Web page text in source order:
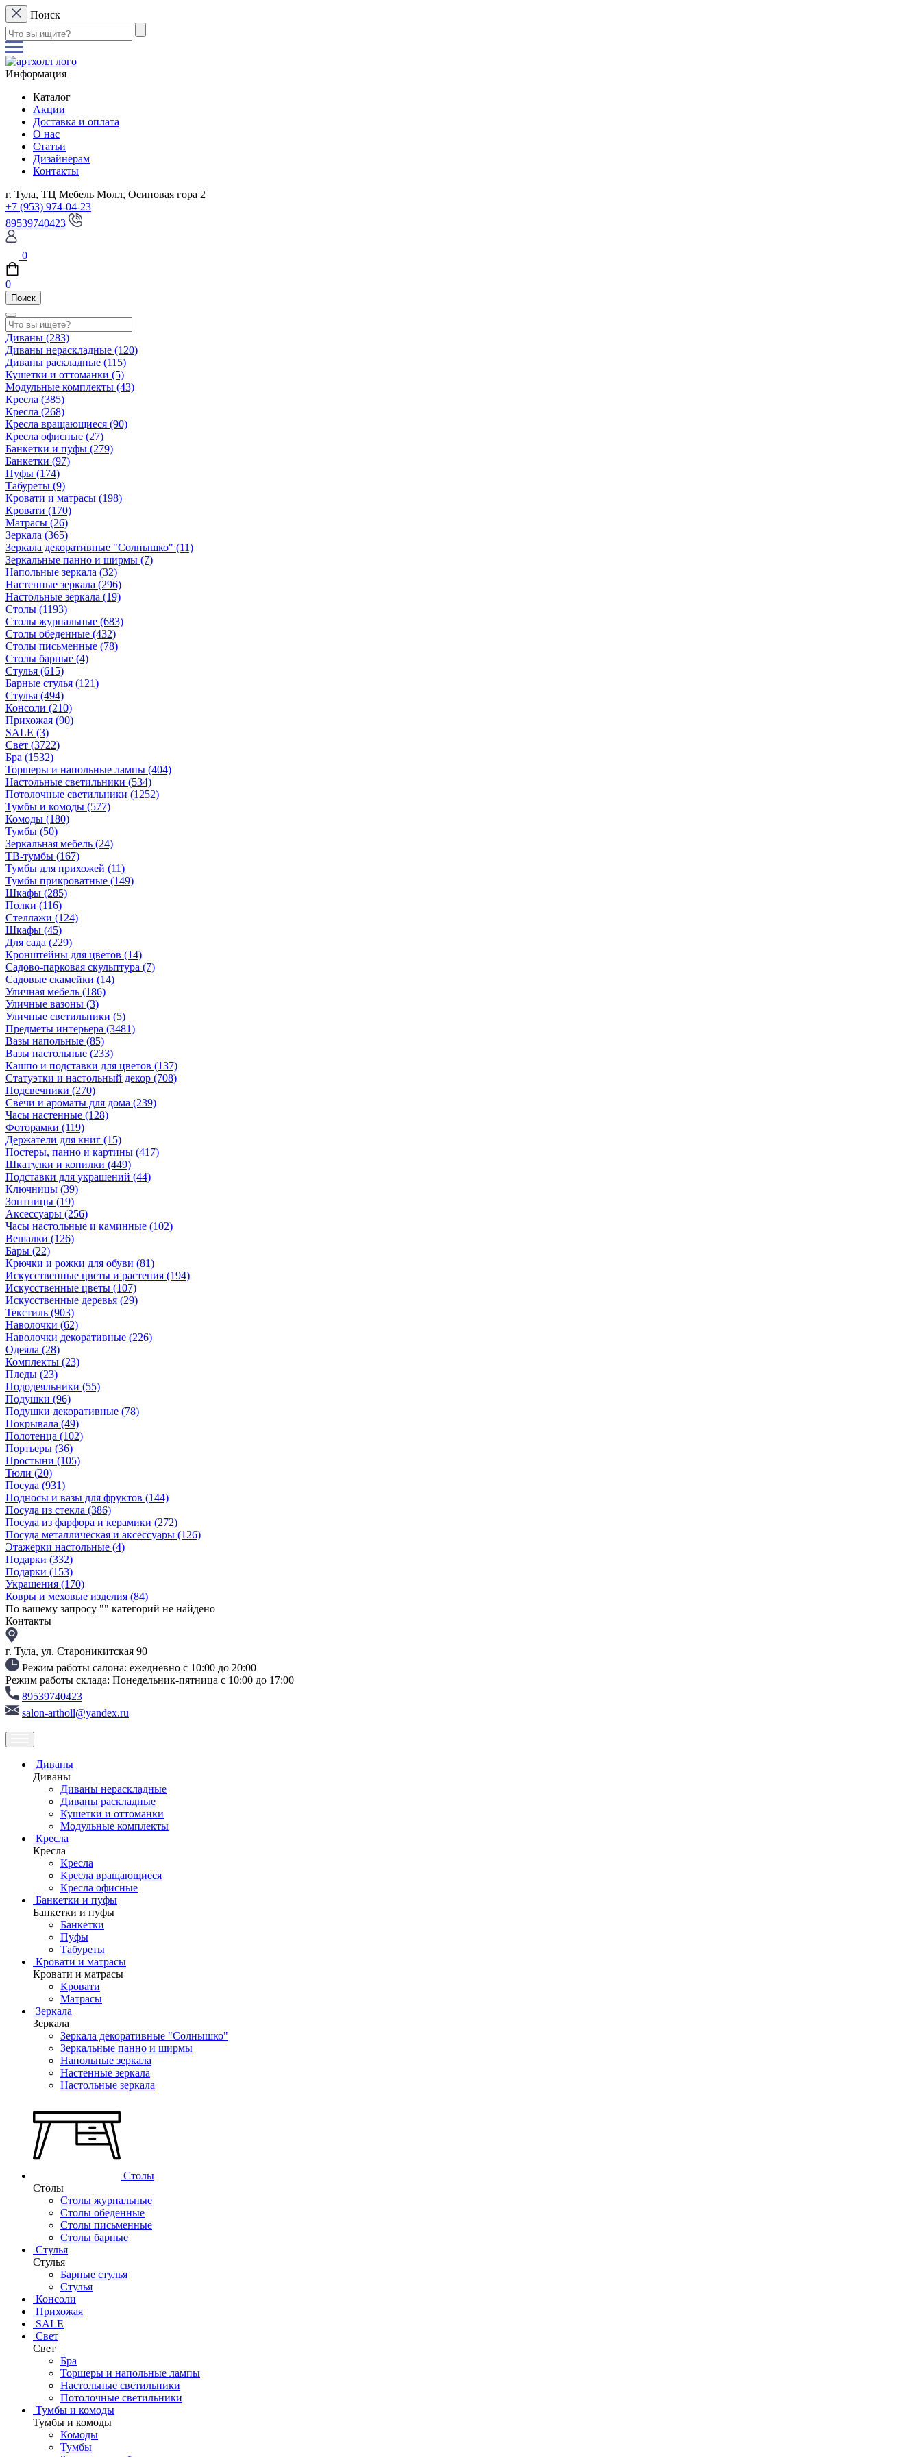
Поиск
Информация
Каталог
Акции
Доставка и оплата
О нас
Статьи
Дизайнерам
Контакты
г. Тула, ТЦ Мебель Молл, Осиновая гора 2
+7 (953) 974-04-23
89539740423
0
0
Поиск
Диваны (283)
Диваны нераскладные (120)
Диваны раскладные (115)
Кушетки и оттоманки (5)
Модульные комплекты (43)
Кресла (385)
Кресла (268)
Кресла вращающиеся (90)
Кресла офисные (27)
Банкетки и пуфы (279)
Банкетки (97)
Пуфы (174)
Табуреты (9)
Кровати и матрасы (198)
Кровати (170)
Матрасы (26)
Зеркала (365)
Зеркала декоративные "Солнышко" (11)
Зеркальные панно и ширмы (7)
Напольные зеркала (32)
Настенные зеркала (296)
Настольные зеркала (19)
Столы (1193)
Столы журнальные (683)
Столы обеденные (432)
Столы письменные (78)
Столы барные (4)
Стулья (615)
Барные стулья (121)
Стулья (494)
Консоли (210)
Прихожая (90)
SALE (3)
Свет (3722)
Бра (1532)
Торшеры и напольные лампы (404)
Настольные светильники (534)
Потолочные светильники (1252)
Тумбы и комоды (577)
Комоды (180)
Тумбы (50)
Зеркальная мебель (24)
ТВ-тумбы (167)
Тумбы для прихожей (11)
Тумбы прикроватные (149)
Шкафы (285)
Полки (116)
Стеллажи (124)
Шкафы (45)
Для сада (229)
Кронштейны для цветов (14)
Садово-парковая скульптура (7)
Садовые скамейки (14)
Уличная мебель (186)
Уличные вазоны (3)
Уличные светильники (5)
Предметы интерьера (3481)
Вазы напольные (85)
Вазы настольные (233)
Кашпо и подставки для цветов (137)
Статуэтки и настольный декор (708)
Подсвечники (270)
Свечи и ароматы для дома (239)
Часы настенные (128)
Фоторамки (119)
Держатели для книг (15)
Постеры, панно и картины (417)
Шкатулки и копилки (449)
Подставки для украшений (44)
Ключницы (39)
Зонтницы (19)
Аксессуары (256)
Часы настольные и каминные (102)
Вешалки (126)
Бары (22)
Крючки и рожки для обуви (81)
Искусственные цветы и растения (194)
Искусственные цветы (107)
Искусcтвенные деревья (29)
Текстиль (903)
Наволочки (62)
Наволочки декоративные (226)
Одеяла (28)
Комплекты (23)
Пледы (23)
Пододеяльники (55)
Подушки (96)
Подушки декоративные (78)
Покрывала (49)
Полотенца (102)
Портьеры (36)
Простыни (105)
Тюли (20)
Посуда (931)
Подносы и вазы для фруктов (144)
Посуда из стекла (386)
Посуда из фарфора и керамики (272)
Посуда металлическая и аксессуары (126)
Этажерки настольные (4)
Подарки (332)
Подарки (153)
Украшения (170)
Ковры и меховые изделия (84)
По вашему запросу "" категорий не найдено
Контакты
г. Тула, ул. Староникитская 90
Режим работы салона: ежедневно с 10:00 до 20:00
Режим работы склада: Понедельник-пятница с 10:00 до 17:00
89539740423
salon-artholl@yandex.ru
Диваны
Диваны
Диваны нераскладные
Диваны раскладные
Кушетки и оттоманки
Модульные комплекты
Кресла
Кресла
Кресла
Кресла вращающиеся
Кресла офисные
Банкетки и пуфы
Банкетки и пуфы
Банкетки
Пуфы
Табуреты
Кровати и матрасы
Кровати и матрасы
Кровати
Матрасы
Зеркала
Зеркала
Зеркала декоративные "Солнышко"
Зеркальные панно и ширмы
Напольные зеркала
Настенные зеркала
Настольные зеркала
Столы
Столы
Столы журнальные
Столы обеденные
Столы письменные
Столы барные
Стулья
Стулья
Барные стулья
Стулья
Консоли
Прихожая
SALE
Свет
Свет
Бра
Торшеры и напольные лампы
Настольные светильники
Потолочные светильники
Тумбы и комоды
Тумбы и комоды
Комоды
Тумбы